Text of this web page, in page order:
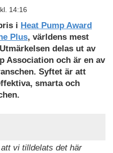
14:16
i Heat Pump Award
Plus, världens mest
delas ut av
Association och är en av
Syftet är att
smarta och
vi tilldelats det här